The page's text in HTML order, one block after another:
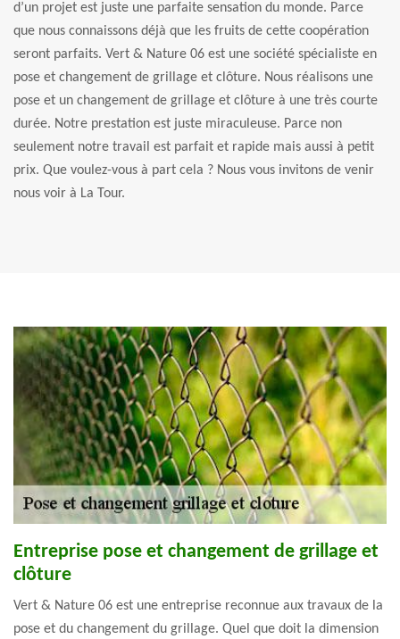
d’un projet est juste une parfaite sensation du monde. Parce
que nous connaissons déjà que les fruits de cette coopération
seront parfaits. Vert & Nature 06 est une société spécialiste en
pose et changement de grillage et clôture. Nous réalisons une
pose et un changement de grillage et clôture à une très courte
durée. Notre prestation est juste miraculeuse. Parce non
seulement notre travail est parfait et rapide mais aussi à petit
prix. Que voulez-vous à part cela ? Nous vous invitons de venir
nous voir à La Tour.
Entreprise pose et changement de grillage et
clôture
Vert & Nature 06 est une entreprise reconnue aux travaux de la
pose et du changement du grillage. Quel que doit la dimension